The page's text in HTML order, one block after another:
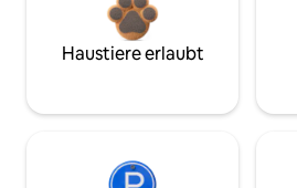
Haustiere erlaubt